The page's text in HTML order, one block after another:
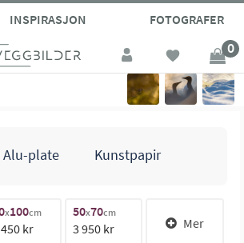
INSPIRASJON FOTOGRAFER
0
Alu-plate Kunstpapir
x100cm
kr
50x70cm
3 950 kr Mer